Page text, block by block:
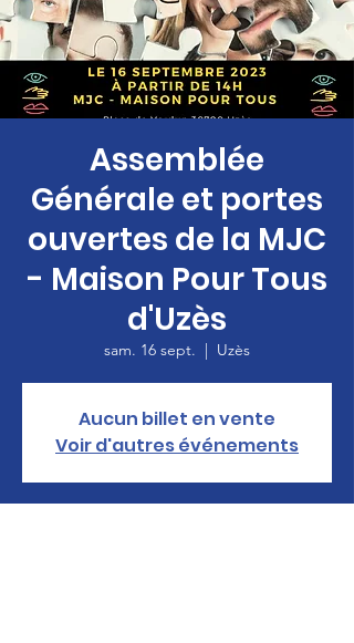
Assemblée
Générale et portes
ouvertes de la MJC
- Maison Pour Tous
d'Uzès
sam. 16 sept.
  |
Uzès
Aucun billet en vente
Voir d'autres événements